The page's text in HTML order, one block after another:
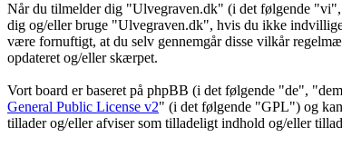
Når du tilmelder dig "Ulvegraven.dk" (i det følgende
dig og/eller bruge "Ulvegraven.dk", hvis du ikke
være fornuftigt, at du selv gennemgår disse vilkår
opdateret og/eller skærpet.
Vort board er baseret på phpBB (i det følgende "de",
General Public License v2" (i det følgende "GPL") og
tillader og/eller afviser som tilladeligt indhold og/eller